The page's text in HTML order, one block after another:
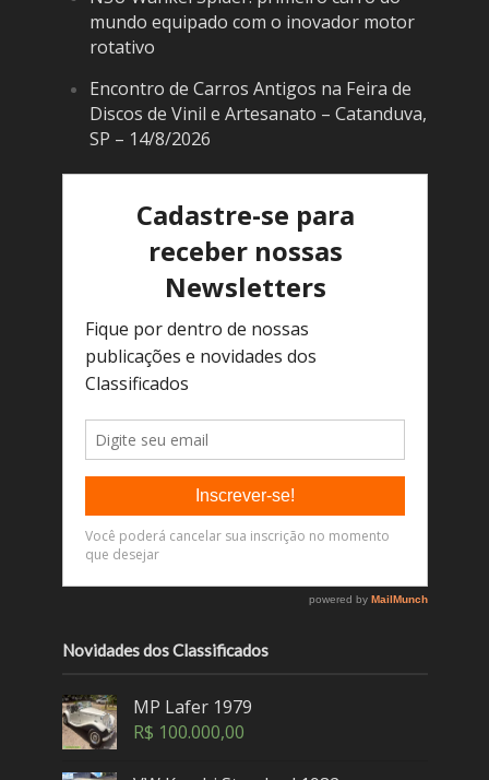
mundo equipado com o inovador motor
rotativo
Encontro de Carros Antigos na Feira de
Discos de Vinil e Artesanato – Catanduva,
SP – 14/8/2026
Novidades dos Classificados
MP Lafer 1979
R$ 100.000,00